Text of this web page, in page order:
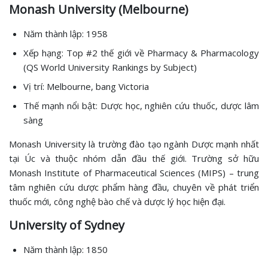
Monash University (Melbourne)
Năm thành lập: 1958
Xếp hạng: Top #2 thế giới về Pharmacy & Pharmacology
(QS World University Rankings by Subject)
Vị trí: Melbourne, bang Victoria
Thế mạnh nổi bật: Dược học, nghiên cứu thuốc, dược lâm
sàng
Monash University là trường đào tạo ngành Dược mạnh nhất
tại Úc và thuộc nhóm dẫn đầu thế giới. Trường sở hữu
Monash Institute of Pharmaceutical Sciences (MIPS) – trung
tâm nghiên cứu dược phẩm hàng đầu, chuyên về phát triển
thuốc mới, công nghệ bào chế và dược lý học hiện đại.
University of Sydney
Năm thành lập: 1850